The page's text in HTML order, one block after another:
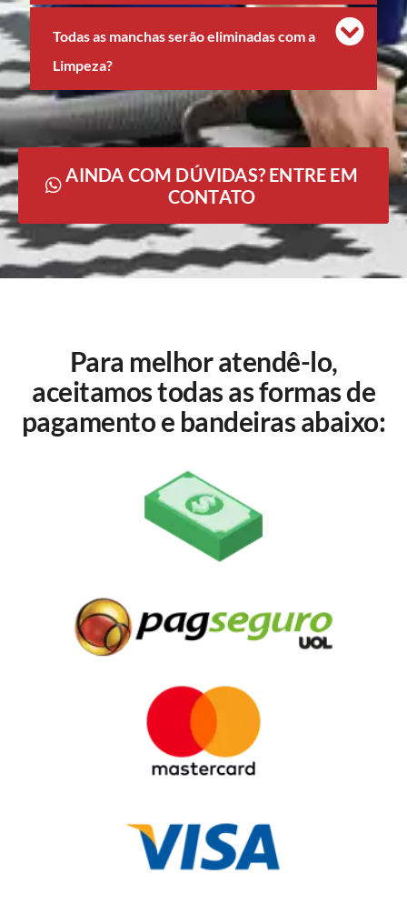
Todas as manchas serão eliminadas com a
Limpeza?
AINDA COM DÚVIDAS? ENTRE EM
CONTATO
Para melhor atendê-lo,
aceitamos todas as formas de
pagamento e bandeiras abaixo: